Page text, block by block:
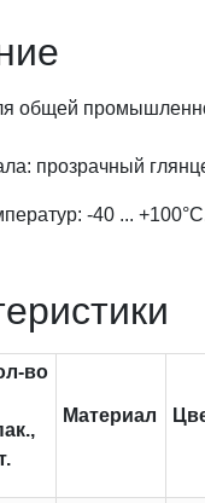
общей
прозрачный
-40 ...
во
Материал